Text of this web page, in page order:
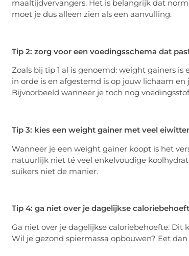
maaltijdvervangers. Het is belangrijk dat
moet je dus alleen zien als een aanvulling.
Tip 2: zorg voor een voedingsschema dat
Zoals bij tip 1 al is genoemd: weight gainers
in orde is en afgestemd is op jouw lichaam
Bijvoorbeeld wanneer je toch nog
Tip 3: kies een weight gainer met veel
Wanneer je een weight gainer koopt is het
natuurlijk niet té veel enkelvoudige
suikers niet de manier.
Tip 4: ga niet over je dagelijkse
Ga niet over je dagelijkse caloriebehoefte.
Wil je gezond spiermassa opbouwen? Eet